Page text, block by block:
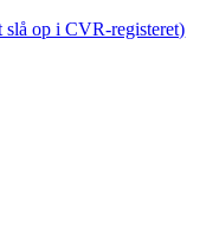
op i CVR-registeret)